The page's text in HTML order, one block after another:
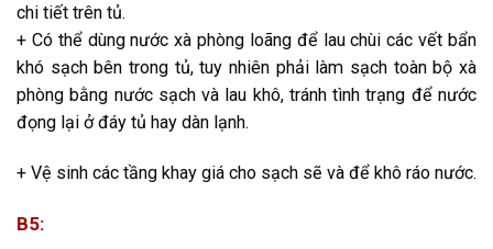
chi tiết trên tủ.
+ Có thể dùng nước xà phòng loãng để lau chùi các vết bẩn
khó sạch bên trong tủ, tuy nhiên phải làm sạch toàn bộ xà
phòng bằng nước sạch và lau khô, tránh tình trạng để nước
đọng lại ở đáy tủ hay dàn lạnh.
+ Vệ sinh các tầng khay giá cho sạch sẽ và để khô ráo nước.
B5: